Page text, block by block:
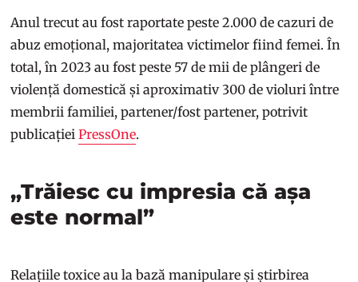
Anul trecut au fost raportate peste 2.000 de cazuri de
abuz emoțional, majoritatea victimelor fiind femei. În
total, în 2023 au fost peste 57 de mii de plângeri de
violență domestică și aproximativ 300 de violuri între
membrii familiei, partener/fost partener, potrivit
publicațieiPressOne.
„Trăiesc cu impresia că așa
este normal”
Relațiile toxice au la bază manipulare și știrbirea